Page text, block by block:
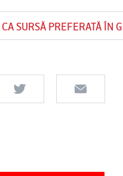
CA SURSĂ PREFERATĂ ÎN